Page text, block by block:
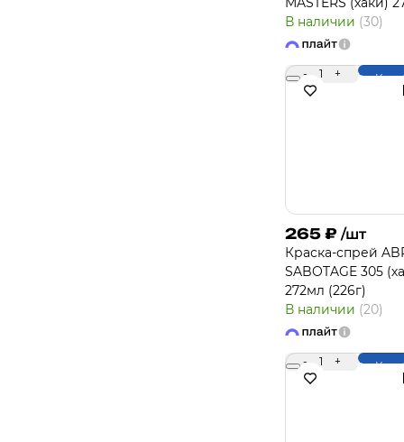
В наличии (30)
- 1 +
265 ₽ /шт
Краска-спрей
SABOTAGE 305
272мл (226г)
В наличии (20)
- 1 +